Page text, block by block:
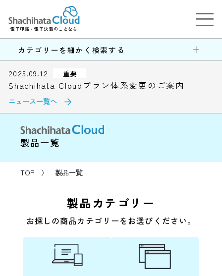
電子印鑑・電子決裁のことなら
カテゴリーを細かく検索する
2025.09.12 重要
Shachihata Cloudプラン体系変更のご案内
ニュース一覧へ
製品一覧
TOP 〉 製品一覧
製品カテゴリー
お探しの商品カテゴリーをお選びください。